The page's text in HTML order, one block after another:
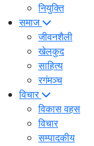
नियुक्ति
समाज
जीवनशैली
खेलकुद
साहित्य
रगंमञ्च
विचार
विकास वहस
विचार
सम्पादकीय